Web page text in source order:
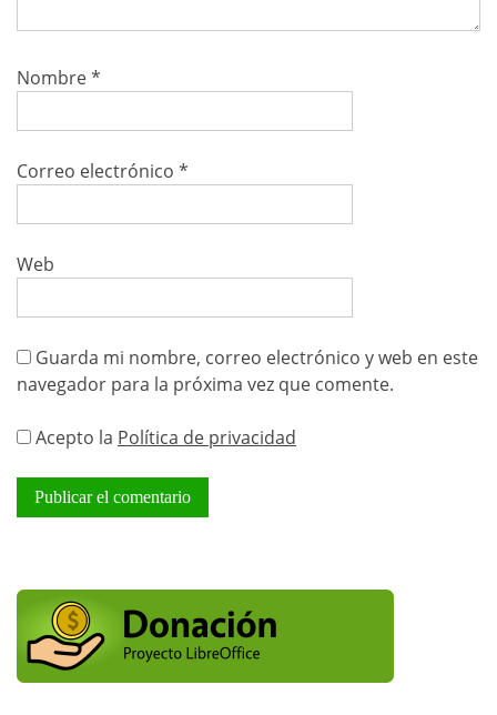
Nombre*
Correo electrónico *
Web
Guarda mi nombre, correo electrónico y web en este
navegador para la próxima vez que comente.
Acepto la Política de privacidad